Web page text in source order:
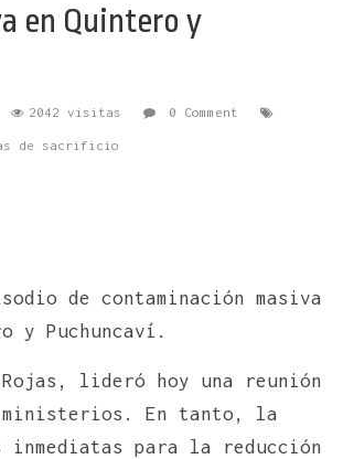
en Quintero y
2042 visitas 0 Comment
de sacrificio
de contaminación masiva
y Puchuncaví.
lideró hoy una reunión
ministerios. En tanto, la
inmediatas para la reducción